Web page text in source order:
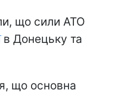
що сили АТО
в Донецьку та
що основна